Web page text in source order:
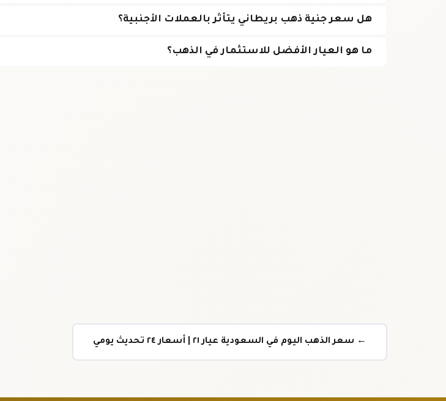
هل سعر جنية ذهب بريطاني يتأثر بالعملات الأجنبية؟
ما هو العيار الأفضل للاستثمار في الذهب؟
← سعر الذهب اليوم في السعودية عيار ٢١ | أسعار ٢٤ تحديث يومي